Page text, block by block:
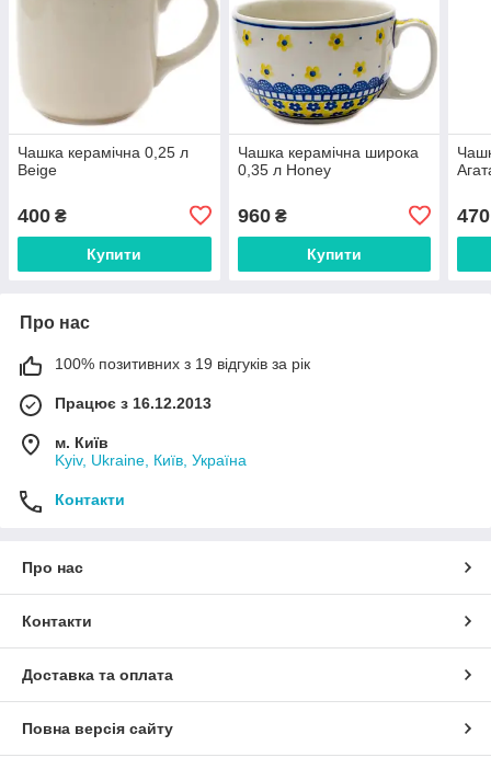
Чашка керамічна 0,25 л
Beige
400 ₴
Купити
Чашка керамічна широка
0,35 л Honey
960₴
Купити
470
Про нас
100% позитивних з 19 відгуків за рік
Працює з 16.12.2013
м. Київ
Kyiv, Ukraine, Київ, Україна
Контакти
Про нас
Контакти
Доставка та оплата
Повна версія сайту